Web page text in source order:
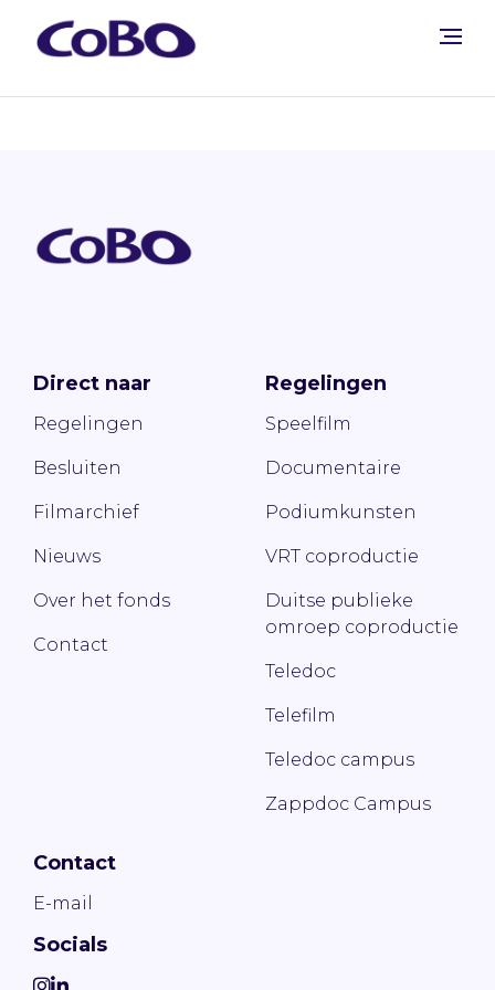
Direct naar
Regelingen
Besluiten
Filmarchief
Nieuws
Over het fonds
Contact
Regelingen
Speelfilm
Documentaire
Podiumkunsten
VRT coproductie
Duitse publieke
omroep coproductie
Teledoc
Telefilm
Teledoc campus
Zappdoc Campus
Contact
E-mail
Socials